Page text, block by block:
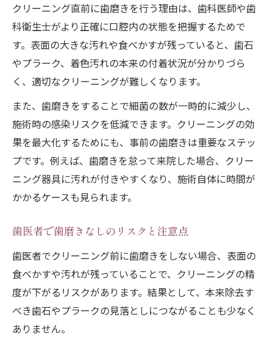
効果を高める理想的な歯磨きの時間帯とは
歯医者前の歯磨きは何分前がベストか
クリーニング当日の朝晩の歯磨き事情
歯磨きタイミングでクリーニング結果が変
わる理由
清潔な口元を作る正しいクリーニング習慣
日常で実践できるクリーニング習慣の基本
歯磨きとクリーニングの理想的な組み合わ
せ方
セルフケアと歯医者クリーニングの違いを
歯科クリーニングで清潔感を保つコツ
歯磨き粉選びで変わるクリーニング効果
クリーニングを活かす事前準備と注意点まとめ
クリーニング前の口腔チェックと事前歯磨
き
クリーニング直前に歯磨きを行う理由は、歯科医師や歯
科衛生士がより正確に口腔内の状態を把握するためで
す。表面の大きな汚れや食べかすが残っていると、歯石
やプラーク、着色汚れの本来の付着状況が分かりづら
く、適切なクリーニングが難しくなります。
また、歯磨きをすることで細菌の数が一時的に減少し、
施術時の感染リスクを低減できます。クリーニングの効
果を最大化するためにも、事前の歯磨きは重要なステッ
プです。例えば、歯磨きを怠って来院した場合、クリー
ニング器具に汚れが付きやすくなり、施術自体に時間が
かかるケースも見られます。
歯医者で歯磨きなしのリスクと注意点
歯医者でクリーニング前に歯磨きをしない場合、表面の
食べかすや汚れが残っていることで、クリーニングの精
度が下がるリスクがあります。結果として、本来除去す
べき歯石やプラークの見落としにつながることも少なく
ありません。